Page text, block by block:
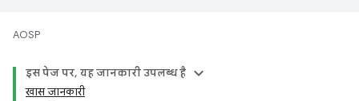
AOSP
इस पेज पर, यह जानकारी उपलब्ध है
खास जानकारी